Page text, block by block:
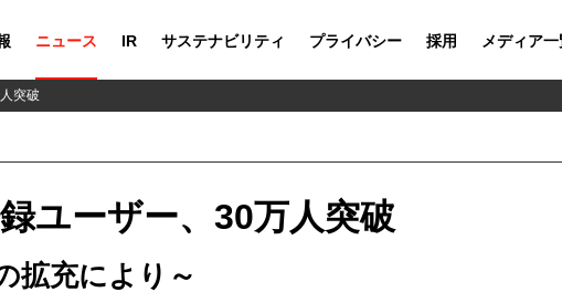
ニュース IR サステナビリティ プライバシー 採用 メディア一
突破
ユーザー、30万人突破
拡充により～